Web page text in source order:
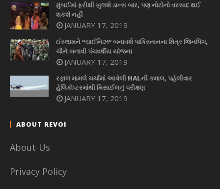
મુંબઈમાં ફરીથી ખુલશે ડાન્સ બાર, પણ નોટોનો વરસાદ થઈ
શકશે નહીં
JANUARY 17, 2019
ઈસ્લામને “ચાઈનિઝ” બનાવશે પાકિસ્તાનના મિત્ર જિનપિંગ,
ચીને બનાવી પંચવર્ષીય યોજના
JANUARY 17, 2019
રફાલ મામલે ચર્ચામાં આવેલી HALની કમાલ, પહેલીવાર
હેલિકોપ્ટરમાંથી મિસાઈલનું પરીક્ષણ
JANUARY 17, 2019
ABOUT REVOI
About-Us
Privacy Policy